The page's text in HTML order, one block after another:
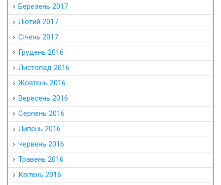
Березень 2017
Лютий 2017
Січень 2017
Грудень 2016
Листопад 2016
Жовтень 2016
Вересень 2016
Серпень 2016
Липень 2016
Червень 2016
Травень 2016
Квітень 2016